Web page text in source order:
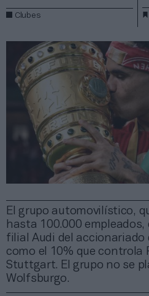
El grupo automovilístico,
hasta 100.000
filial Audi del accionariado
como el 10% que controla
Stuttgart. El grupo no se
Wolfsburgo.
Clubes